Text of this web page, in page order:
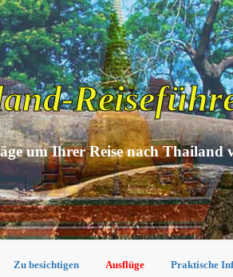
um Ihrer Reise nach Thailand
Zu besichtigen Ausflüge Praktische